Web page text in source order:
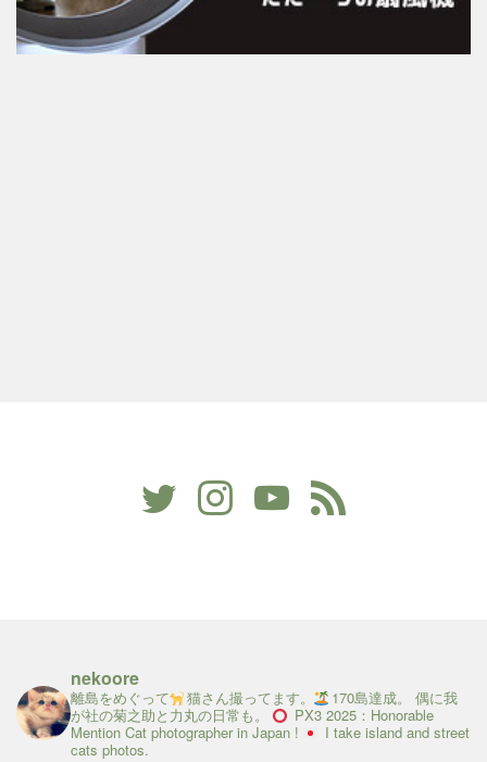
nekoore
離島をめぐって 猫さん撮ってます。 170島達成。
偶に我
が社の菊之助と力丸の日常も。
PX3 2025：Honorable
Mention Cat photographer in Japan !
I take island and street
cats photos.